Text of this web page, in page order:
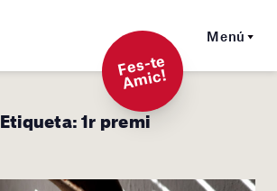
Menú
F
es-t
e
A
mi
c!
Etiqueta:1r premi